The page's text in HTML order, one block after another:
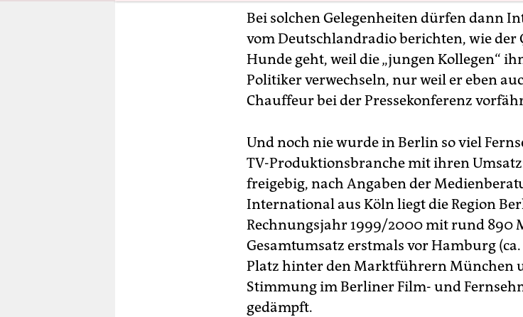
Bei solchen Gelegenheiten dürfen dann
vom Deutschlandradio berichten, wie
Hunde geht, weil die „jungen Kollegen“
Politiker verwechseln, nur weil er eben
Chauffeur bei der Pressekonferenz
Und noch nie wurde in Berlin so viel
TV-Produktionsbranche mit ihren
freigebig, nach Angaben der
International aus Köln liegt die Region
Rechnungsjahr 1999/2000 mit rund 890
Gesamtumsatz erstmals vor Hamburg
Platz hinter den Marktführern München
Stimmung im Berliner Film- und
gedämpft.